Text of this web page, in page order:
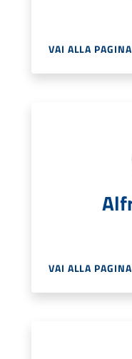
VAI ALLA PAGINA
VAI ALLA PAGINA